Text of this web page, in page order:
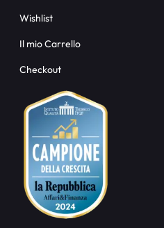
Wishlist
Il mio Carrello
Checkout